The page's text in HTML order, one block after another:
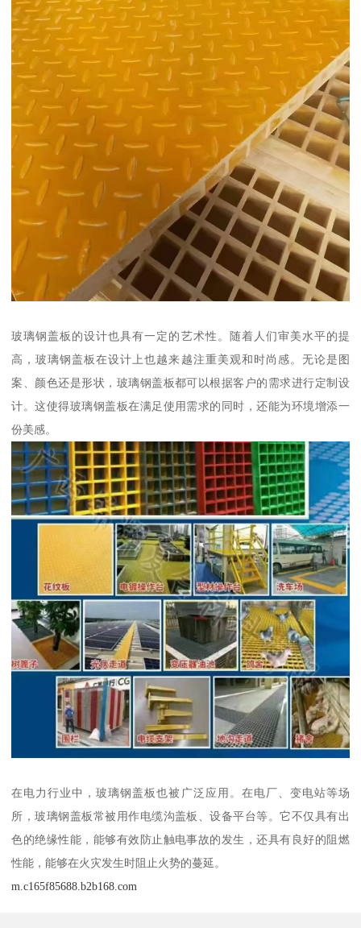
玻璃钢盖板的设计也具有一定的艺术性。随着人们审美水平的提
高，玻璃钢盖板在设计上也越来越注重美观和时尚感。无论是图
案、颜色还是形状，玻璃钢盖板都可以根据客户的需求进行定制设
计。这使得玻璃钢盖板在满足使用需求的同时，还能为环境增添一
份美感。
在电力行业中，玻璃钢盖板也被广泛应用。在电厂、变电站等场
所，玻璃钢盖板常被用作电缆沟盖板、设备平台等。它不仅具有出
色的绝缘性能，能够有效防止触电事故的发生，还具有良好的阻燃
性能，能够在火灾发生时阻止火势的蔓延。
m.c165f85688.b2b168.com